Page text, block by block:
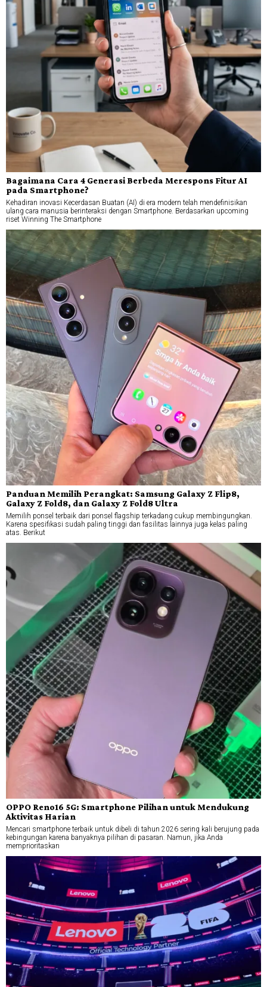
Bagaimana Cara 4 Generasi Berbeda Merespons Fitur AI
pada Smartphone?
Kehadiran inovasi Kecerdasan Buatan (AI) di era modern telah mendefinisikan
ulang cara manusia berinteraksi dengan Smartphone. Berdasarkan upcoming
riset Winning The Smartphone
Panduan Memilih Perangkat: Samsung Galaxy Z Flip8,
Galaxy Z Fold8, dan Galaxy Z Fold8 Ultra
Memilih ponsel terbaik dari ponsel flagship terkadang cukup membingungkan.
Karena spesifikasi sudah paling tinggi dan fasilitas lainnya juga kelas paling
atas. Berikut
OPPO Reno16 5G: Smartphone Pilihan untuk Mendukung
Aktivitas Harian
Mencari smartphone terbaik untuk dibeli di tahun 2026 sering kali berujung pada
kebingungan karena banyaknya pilihan di pasaran. Namun, jika Anda
memprioritaskan